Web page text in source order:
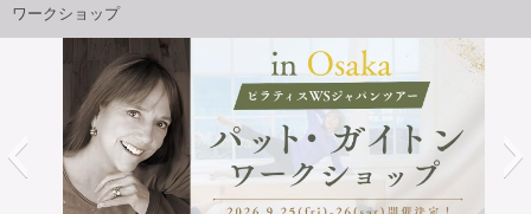
ワークショップ